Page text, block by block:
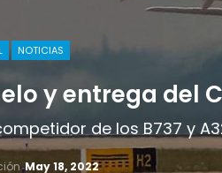
NOTICIAS
y entrega del
de los B737 y
May 18, 2022